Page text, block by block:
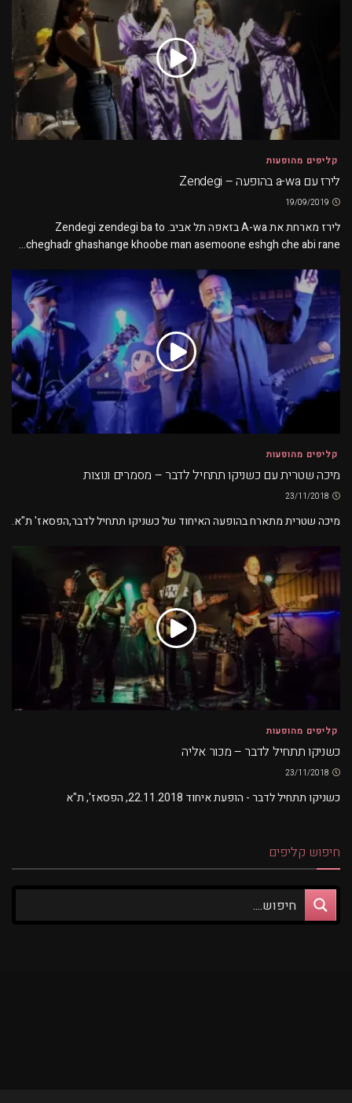
קליפים מהופעות
לירז עם a-wa בהופעה – Zendegi
לירז מארחת את A-wa בזאפה תל אביב. Zendegi zendegi ba to
cheghadr ghashange khoobe man asemoone eshgh che abi rane...
קליפים מהופעות
מיכה שטרית עם כשניקו תתחיל לדבר – מסמרים ונוצות
מיכה שטרית מתארח בהופעה האיחוד של כשניקו תתחיל לדבר,הפסאז' ת"א.
קליפים מהופעות
כשניקו תתחיל לדבר – מכור אליה
כשניקו תתחיל לדבר - הופעת איחוד 22.11.2018, הפסאז', ת"א
חיפוש קליפים